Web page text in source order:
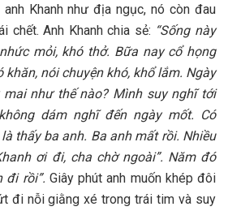
Khanh như địa ngục, nó còn đau
chết. Anh Khanh chia sẻ: “Sống này
mỏi, khó thở. Bữa nay cổ họng
khăn, nói chuyện khó, khổ lắm. Ngày
mai như thế nào? Mình suy nghĩ tới
dám nghĩ đến ngày mốt. Có
thấy ba anh. Ba anh mất rồi. Nhiều
ơi đi, cha chờ ngoài”. Năm đó
đi rồi”. Giây phút anh muốn khép đôi
đi nỗi giằng xé trong trái tim và suy